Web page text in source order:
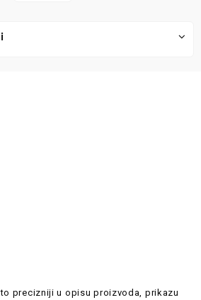
precizniji u opisu proizvoda, prikazu